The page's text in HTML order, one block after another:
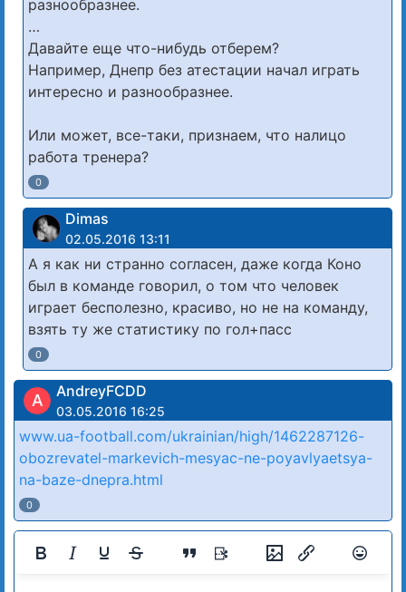
разнообразнее.
…
Давайте еще что-нибудь отберем?
Например, Днепр без атестации начал играть
интересно и разнообразнее.
Или может, все-таки, признаем, что налицо
работа тренера?
0
Dimas
02.05.2016 13:11
А я как ни странно согласен, даже когда Коно
был в команде говорил, о том что человек
играет бесполезно, красиво, но не на команду,
взять ту же статистику по гол+пасс
0
A AndreyFCDD
03.05.2016 16:25
www.ua-football.com/ukrainian/high/1462287126-
obozrevatel-markevich-mesyac-ne-poyavlyaetsya-
na-baze-dnepra.html
0